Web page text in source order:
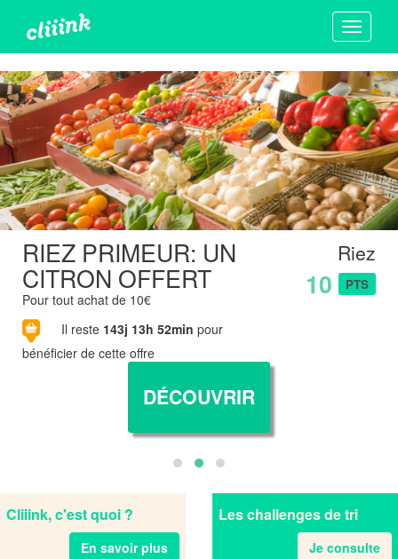
Toggle
RIEZ PRIMEUR: UN
CITRON OFFERT
Pour tout achat de 10€
Il reste 143j 13h 52min pour
bénéficier de cette offre
Riez
10 PTS
DÉCOUVRIR
Cliiink, c'est quoi ?
En savoir plus
Les challenges de tri
Je consulte